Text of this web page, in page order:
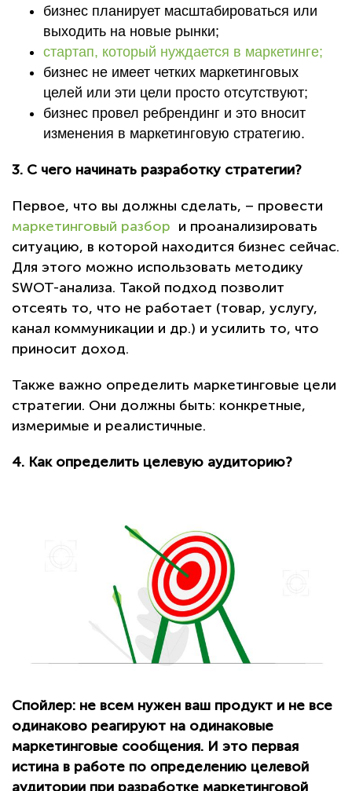
бизнес планирует масштабироваться или
выходить на новые рынки;
стартап, который нуждается в маркетинге;
бизнес не имеет четких маркетинговых
целей или эти цели просто отсутствуют;
бизнес провел ребрендинг и это вносит
изменения в маркетинговую стратегию.
3. С чего начинать разработку стратегии?
Первое, что вы должны сделать, – провести
маркетинговый разбор и проанализировать
ситуацию, в которой находится бизнес сейчас.
Для этого можно использовать методику
SWOT-анализа. Такой подход позволит
отсеять то, что не работает (товар, услугу,
канал коммуникации и др.) и усилить то, что
приносит доход.
Также важно определить маркетинговые цели
стратегии. Они должны быть: конкретные,
измеримые и реалистичные.
4. Как определить целевую аудиторию?
Спойлер: не всем нужен ваш продукт и не все
одинаково реагируют на одинаковые
маркетинговые сообщения. И это первая
истина в работе по определению целевой
аудитории при разработке маркетинговой